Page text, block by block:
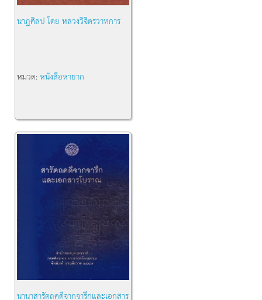
นาฏศิลป โดย หลวงวิจิตรวาทการ
หมวด:หนังสือหายาก
นานาสารัตถคดีจากจารึกและเอกสาร